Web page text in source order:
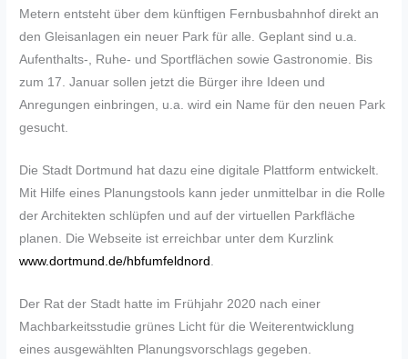
Metern entsteht über dem künftigen Fernbusbahnhof direkt an
den Gleisanlagen ein neuer Park für alle. Geplant sind u.a.
Aufenthalts-, Ruhe- und Sportflächen sowie Gastronomie. Bis
zum 17. Januar sollen jetzt die Bürger ihre Ideen und
Anregungen einbringen, u.a. wird ein Name für den neuen Park
gesucht.
Die Stadt Dortmund hat dazu eine digitale Plattform entwickelt.
Mit Hilfe eines Planungstools kann jeder unmittelbar in die Rolle
der Architekten schlüpfen und auf der virtuellen Parkfläche
planen. Die Webseite ist erreichbar unter dem Kurzlink
www.dortmund.de/hbfumfeldnord .
Der Rat der Stadt hatte im Frühjahr 2020 nach einer
Machbarkeitsstudie grünes Licht für die Weiterentwicklung
eines ausgewählten Planungsvorschlags gegeben.